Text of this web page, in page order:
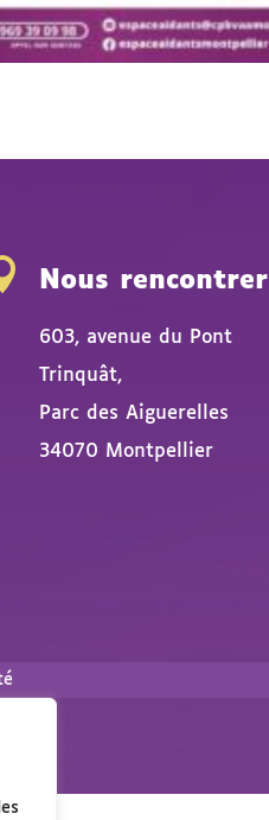
Nous rencontrer
603, avenue du Pont
Trinquât,
Parc des Aiguerelles
34070 Montpellier